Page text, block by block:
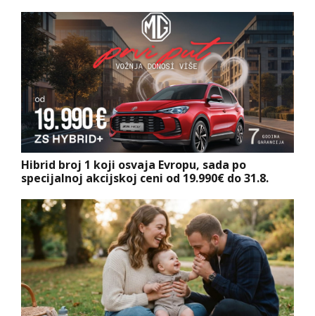
Hibrid broj 1 koji osvaja Evropu, sada po
specijalnoj akcijskoj ceni od 19.990€ do 31.8.